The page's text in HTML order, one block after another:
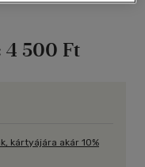
4 500 Ft
kártyájára akár 10%